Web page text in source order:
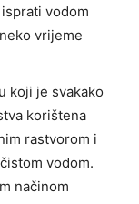
vodom
vrijeme
koji je svakako
korištena
rastvorom i
vodom.
načinom